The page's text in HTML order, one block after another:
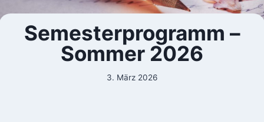
Semesterprogramm –
Sommer 2026
3. März 2026